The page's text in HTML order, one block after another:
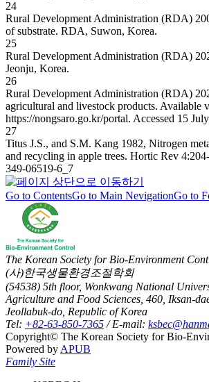
24
Rural Development Administration (RDA)
of substrate. RDA, Suwon, Korea.
25
Rural Development Administration (RDA)
Jeonju, Korea.
26
Rural Development Administration (RDA)
agricultural and livestock products. Available
https://nongsaro.go.kr/portal. Accessed 15
27
Titus J.S., and S.M. Kang 1982, Nitrogen
and recycling in apple trees. Hortic Rev
349-06519-6_7
Go to ContentsGo to Main NevigationGo to
The Korean Society for Bio-Environment
(사)한국생물환경조절학회
(54538) 5th floor, Wonkwang National
Agriculture and Food Sciences, 460, Iksan-
Jeollabuk-do, Republic of Korea
Tel: +82-63-850-7365 / E-mail:
Copyright© The Korean Society for Bio-
Powered by APUB
Family Site